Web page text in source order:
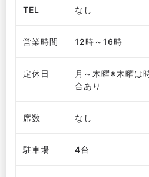
TEL なし
営業時間 12時～16時
定休日
月～木曜※木曜は
合あり
席数 なし
駐車場 4台